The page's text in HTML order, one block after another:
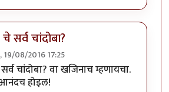
सर्व चांदोबा?
19/08/2016 17:25
चांदोबा? वा खजिनाच म्हणायचा.
होइल!